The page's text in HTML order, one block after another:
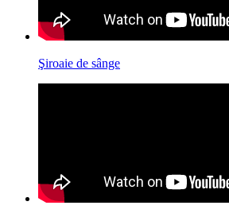
Şiroaie de sânge